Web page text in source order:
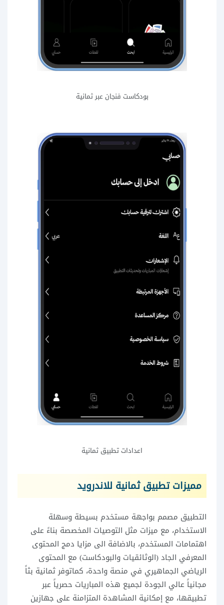
بودكاست فنجان عبر ثمانية
اعدادات تطبيق ثمانية
مميزات تطبيق ثمانية للاندرويد
التطبيق مصمم بواجهة مستخدم بسيطة وسهلة
الاستخدام، مع ميزات مثل التوصيات المخصصة بناءً على
اهتمامات المستخدم، بالاضافة الى مزايا دمج المحتوى
المعرفي الجاد (الوثائقيات والبودكاست) مع المحتوى
الرياضي الجماهيري في منصة واحدة، كماتوفر ثمانية بثاً
مجانياً عالي الجودة لجميع هذه المباريات حصرياً عبر
تطبيقها، مع إمكانية المشاهدة المتزامنة على جهازين